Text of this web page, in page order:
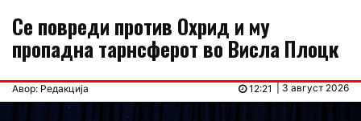
Се повреди против Охрид и му
пропадна тарнсферот во Висла Плоцк
Авор: Редакција | 3 август 2026
12:21